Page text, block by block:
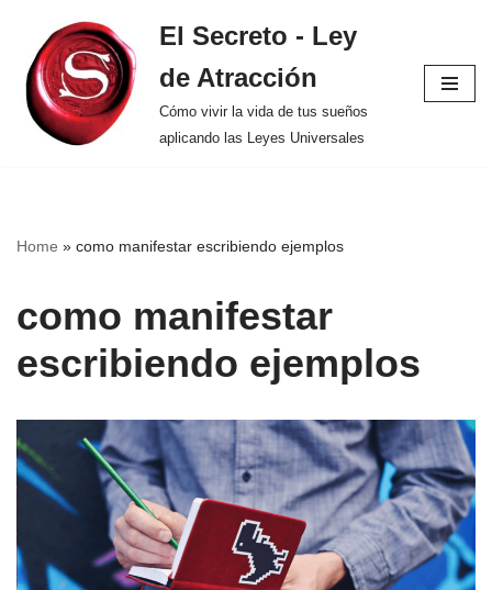
Saltar
al
contenido
El Secreto - Ley
de Atracción
Cómo vivir la vida de tus sueños
aplicando las Leyes Universales
Home » como manifestar escribiendo ejemplos
como manifestar
escribiendo ejemplos